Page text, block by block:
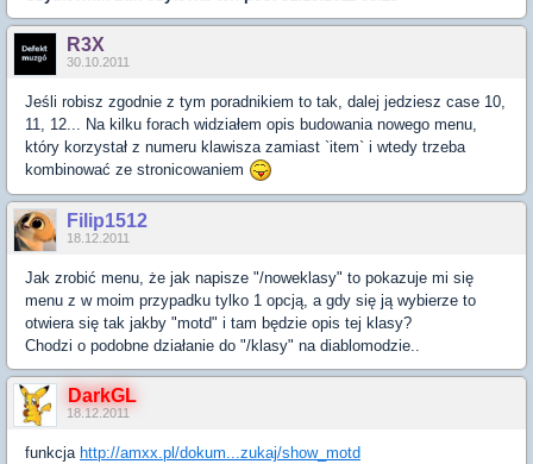
R3X
30.10.2011
Jeśli robisz zgodnie z tym poradnikiem to tak, dalej jedziesz case 10,
11, 12... Na kilku forach widziałem opis budowania nowego menu,
który korzystał z numeru klawisza zamiast `item` i wtedy trzeba
kombinować ze stronicowaniem
Filip1512
18.12.2011
Jak zrobić menu, że jak napisze "/noweklasy" to pokazuje mi się
menu z w moim przypadku tylko 1 opcją, a gdy się ją wybierze to
otwiera się tak jakby "motd" i tam będzie opis tej klasy?
Chodzi o podobne działanie do "/klasy" na diablomodzie..
DarkGL
18.12.2011
funkcja http://amxx.pl/dokum...zukaj/show_motd